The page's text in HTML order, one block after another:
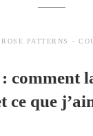
PATTERNS
comment
ce que